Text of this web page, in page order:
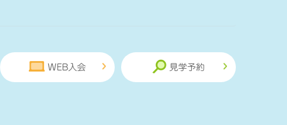
WEB入会 見学予約